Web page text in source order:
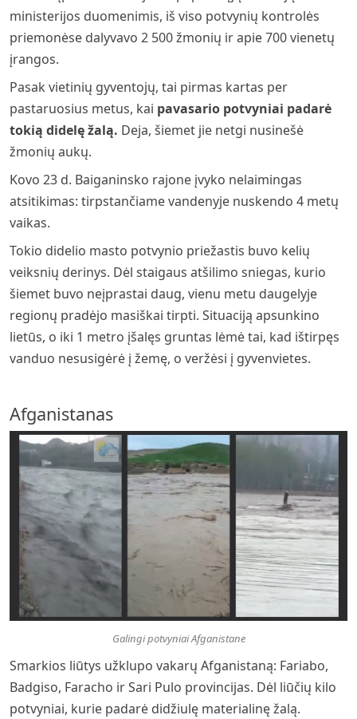
ministerijos duomenimis, iš viso potvynių kontrolės
priemonėse dalyvavo 2 500 žmonių ir apie 700 vienetų
įrangos.
Pasak vietinių gyventojų, tai pirmas kartas per
pastaruosius metus, kai pavasario potvyniai padarė
tokią didelę žalą. Deja, šiemet jie netgi nusinešė
žmonių aukų.
Kovo 23 d. Baiganinsko rajone įvyko nelaimingas
atsitikimas: tirpstančiame vandenyje nuskendo 4 metų
vaikas.
Tokio didelio masto potvynio priežastis buvo kelių
veiksnių derinys. Dėl staigaus atšilimo sniegas, kurio
šiemet buvo neįprastai daug, vienu metu daugelyje
regionų pradėjo masiškai tirpti. Situaciją apsunkino
lietūs, o iki 1 metro įšalęs gruntas lėmė tai, kad ištirpęs
vanduo nesusigėrė į žemę, o veržėsi į gyvenvietes.
Afganistanas
Galingi potvyniai Afganistane
Smarkios liūtys užklupo vakarų Afganistaną: Fariabo,
Badgiso, Faracho ir Sari Pulo provincijas. Dėl liūčių kilo
potvyniai, kurie padarė didžiulę materialinę žalą.